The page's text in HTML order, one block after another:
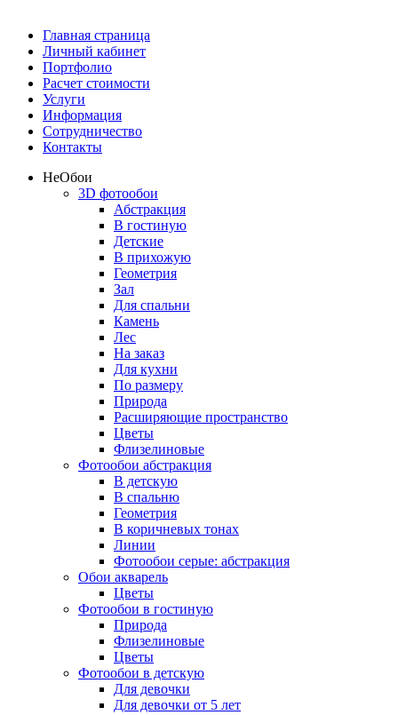
Главная страница
Личный кабинет
Портфолио
Расчет стоимости
Услуги
Информация
Сотрудничество
Контакты
НеОбои
3D фотообои
Абстракция
В гостиную
Детские
В прихожую
Геометрия
Зал
Для спальни
Камень
Лес
На заказ
Для кухни
По размеру
Природа
Расширяющие пространство
Цветы
Флизелиновые
Фотообои абстракция
В детскую
В спальню
Геометрия
В коричневых тонах
Линии
Фотообои серые: абстракция
Обои акварель
Цветы
Фотообои в гостиную
Природа
Флизелиновые
Цветы
Фотообои в детскую
Для девочки
Для девочки от 5 лет